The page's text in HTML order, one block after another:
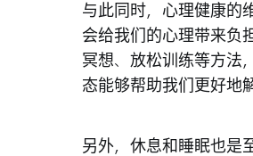
与此同时，心理健康的
会给我们的心理带来负
冥想、放松训练等方法
态能够帮助我们更好地
另外，休息和睡眠也是